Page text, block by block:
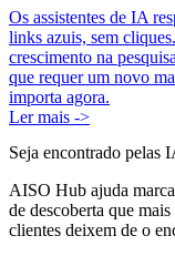
Os assistentes de IA
links azuis, sem
crescimento na
que requer um novo
importa agora.
Ler mais ->
Seja encontrado pelas
AISO Hub ajuda
de descoberta que
clientes deixem de o